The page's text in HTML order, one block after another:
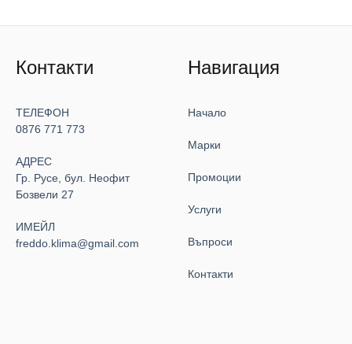
Контакти
ТЕЛЕФОН
0876 771 773
АДРЕС
Гр. Русе, бул. Неофит
Бозвели 27
ИМЕЙЛ
freddo.klima@gmail.com
Навигация
Начало
Марки
Промоции
Услуги
Въпроси
Контакти